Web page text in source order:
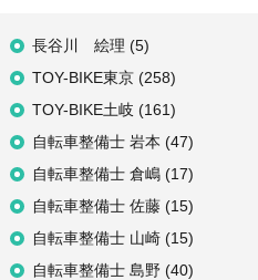
長谷川 絵理 (5)
TOY-BIKE東京 (258)
TOY-BIKE土岐 (161)
自転車整備士 岩本 (47)
自転車整備士 倉嶋 (17)
自転車整備士 佐藤 (15)
自転車整備士 山崎 (15)
自転車整備士 島野 (40)